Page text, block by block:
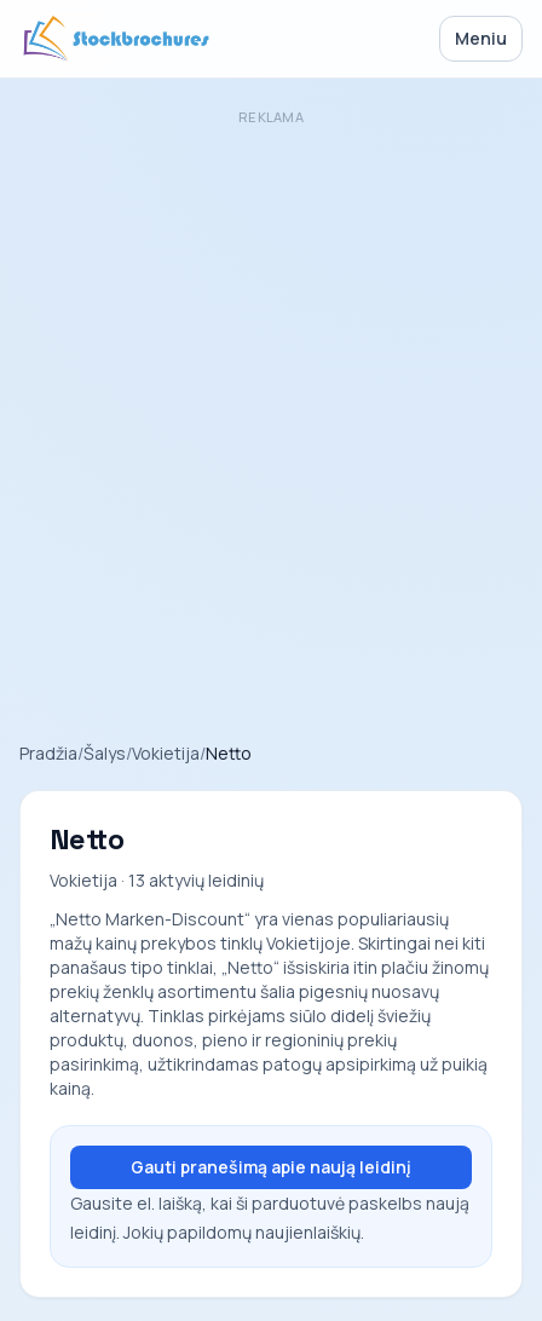
Meniu
REKLAMA
Pradžia/Šalys/Vokietija/Netto
Netto
Vokietija · 13 aktyvių leidinių
„Netto Marken-Discount“ yra vienas populiariausių
mažų kainų prekybos tinklų Vokietijoje. Skirtingai nei kiti
panašaus tipo tinklai, „Netto“ išsiskiria itin plačiu žinomų
prekių ženklų asortimentu šalia pigesnių nuosavų
alternatyvų. Tinklas pirkėjams siūlo didelį šviežių
produktų, duonos, pieno ir regioninių prekių
pasirinkimą, užtikrindamas patogų apsipirkimą už puikią
kainą.
Gauti pranešimą apie naują leidinį
Gausite el. laišką, kai ši parduotuvė paskelbs naują
leidinį. Jokių papildomų naujienlaiškių.